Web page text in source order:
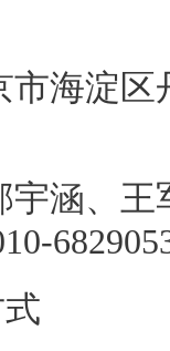
海淀区
宇涵、王